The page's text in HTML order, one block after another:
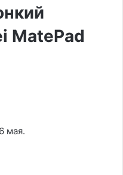
MatePad
мая.